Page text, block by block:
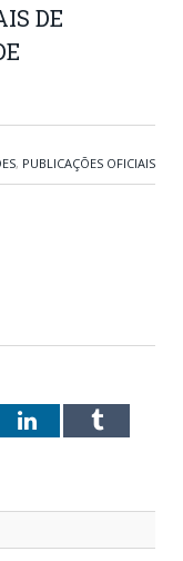
DE
, PUBLICAÇÕES OFICIAIS
LinkedInTumblr